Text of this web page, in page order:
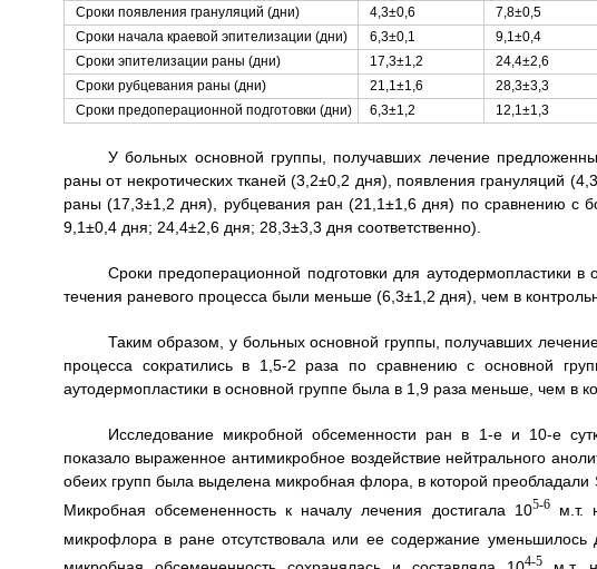
Сроки появления грануляций (дни)
4,3±0,6
7,8±0,5
Сроки начала краевой эпителизации (дни)
6,3±0,1
9,1±0,4
Сроки эпителизации раны (дни)
17,3±1,2
24,4±2,6
Сроки рубцевания раны (дни)
21,1±1,6
28,3±3,3
Сроки предоперационной подготовки (дни)
6,3±1,2 12,1±1,3
У больных основной группы, получавших лечение
раны от некротических тканей (3,2±0,2 дня), появления грануляций
раны (17,3±1,2 дня), рубцевания ран (21,1±1,6 дня) по сравнению с
9,1±0,4 дня; 24,4±2,6 дня; 28,3±3,3 дня соответственно).
Сроки предоперационной подготовки для аутодермопластики
течения раневого процесса были меньше (6,3±1,2 дня), чем в
Таким образом, у больных основной группы, получавших
процесса сократились в 1,5-2 раза по сравнению с основной
аутодермопластики в основной группе была в 1,9 раза меньше, чем в
Исследование микробной обсеменности ран в 1-е и 10-е
показало выраженное антимикробное воздействие нейтрального
обеих групп была выделена микробная флора, в которой
Микробная обсемененность к началу лечения достигала 105-6м.т.
микрофлора в ране отсутствовала или ее содержание уменьшилось
4-5